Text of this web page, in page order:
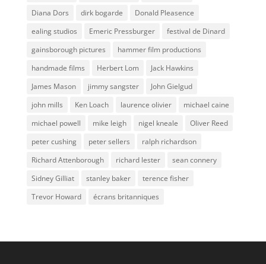
Diana Dors
dirk bogarde
Donald Pleasence
ealing studios
Emeric Pressburger
festival de Dinard
gainsborough pictures
hammer film productions
handmade films
Herbert Lom
Jack Hawkins
James Mason
jimmy sangster
John Gielgud
john mills
Ken Loach laurence olivier
michael caine
michael powell
mike leigh nigel kneale
Oliver Reed
peter cushing
peter sellers
ralph richardson
Richard Attenborough
richard lester
sean connery
Sidney Gilliat
stanley baker
terence fisher
Trevor Howard
écrans britanniques